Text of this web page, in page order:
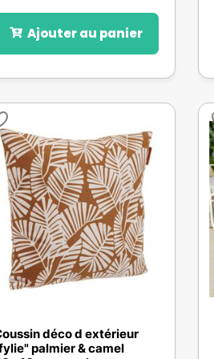
Ajouter au panier
déco d extérieur
palmier & camel